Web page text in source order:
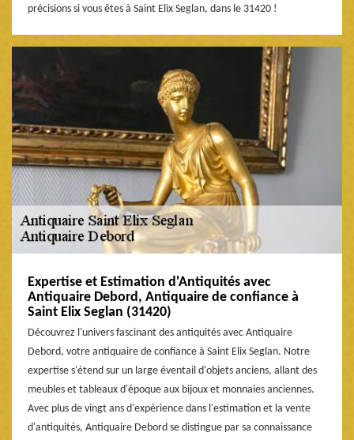
précisions si vous êtes à Saint Elix Seglan, dans le 31420 !
Expertise et Estimation d'Antiquités avec
Antiquaire Debord, Antiquaire de confiance à
Saint Elix Seglan (31420)
Découvrez l'univers fascinant des antiquités avec Antiquaire
Debord, votre antiquaire de confiance à Saint Elix Seglan. Notre
expertise s'étend sur un large éventail d'objets anciens, allant des
meubles et tableaux d'époque aux bijoux et monnaies anciennes.
Avec plus de vingt ans d'expérience dans l'estimation et la vente
d'antiquités, Antiquaire Debord se distingue par sa connaissance